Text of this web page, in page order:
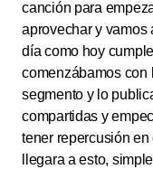
canción para
aprovechar y vamos
día como hoy
comenzábamos con
segmento y lo
compartidas y
tener repercusión
llegara a esto,